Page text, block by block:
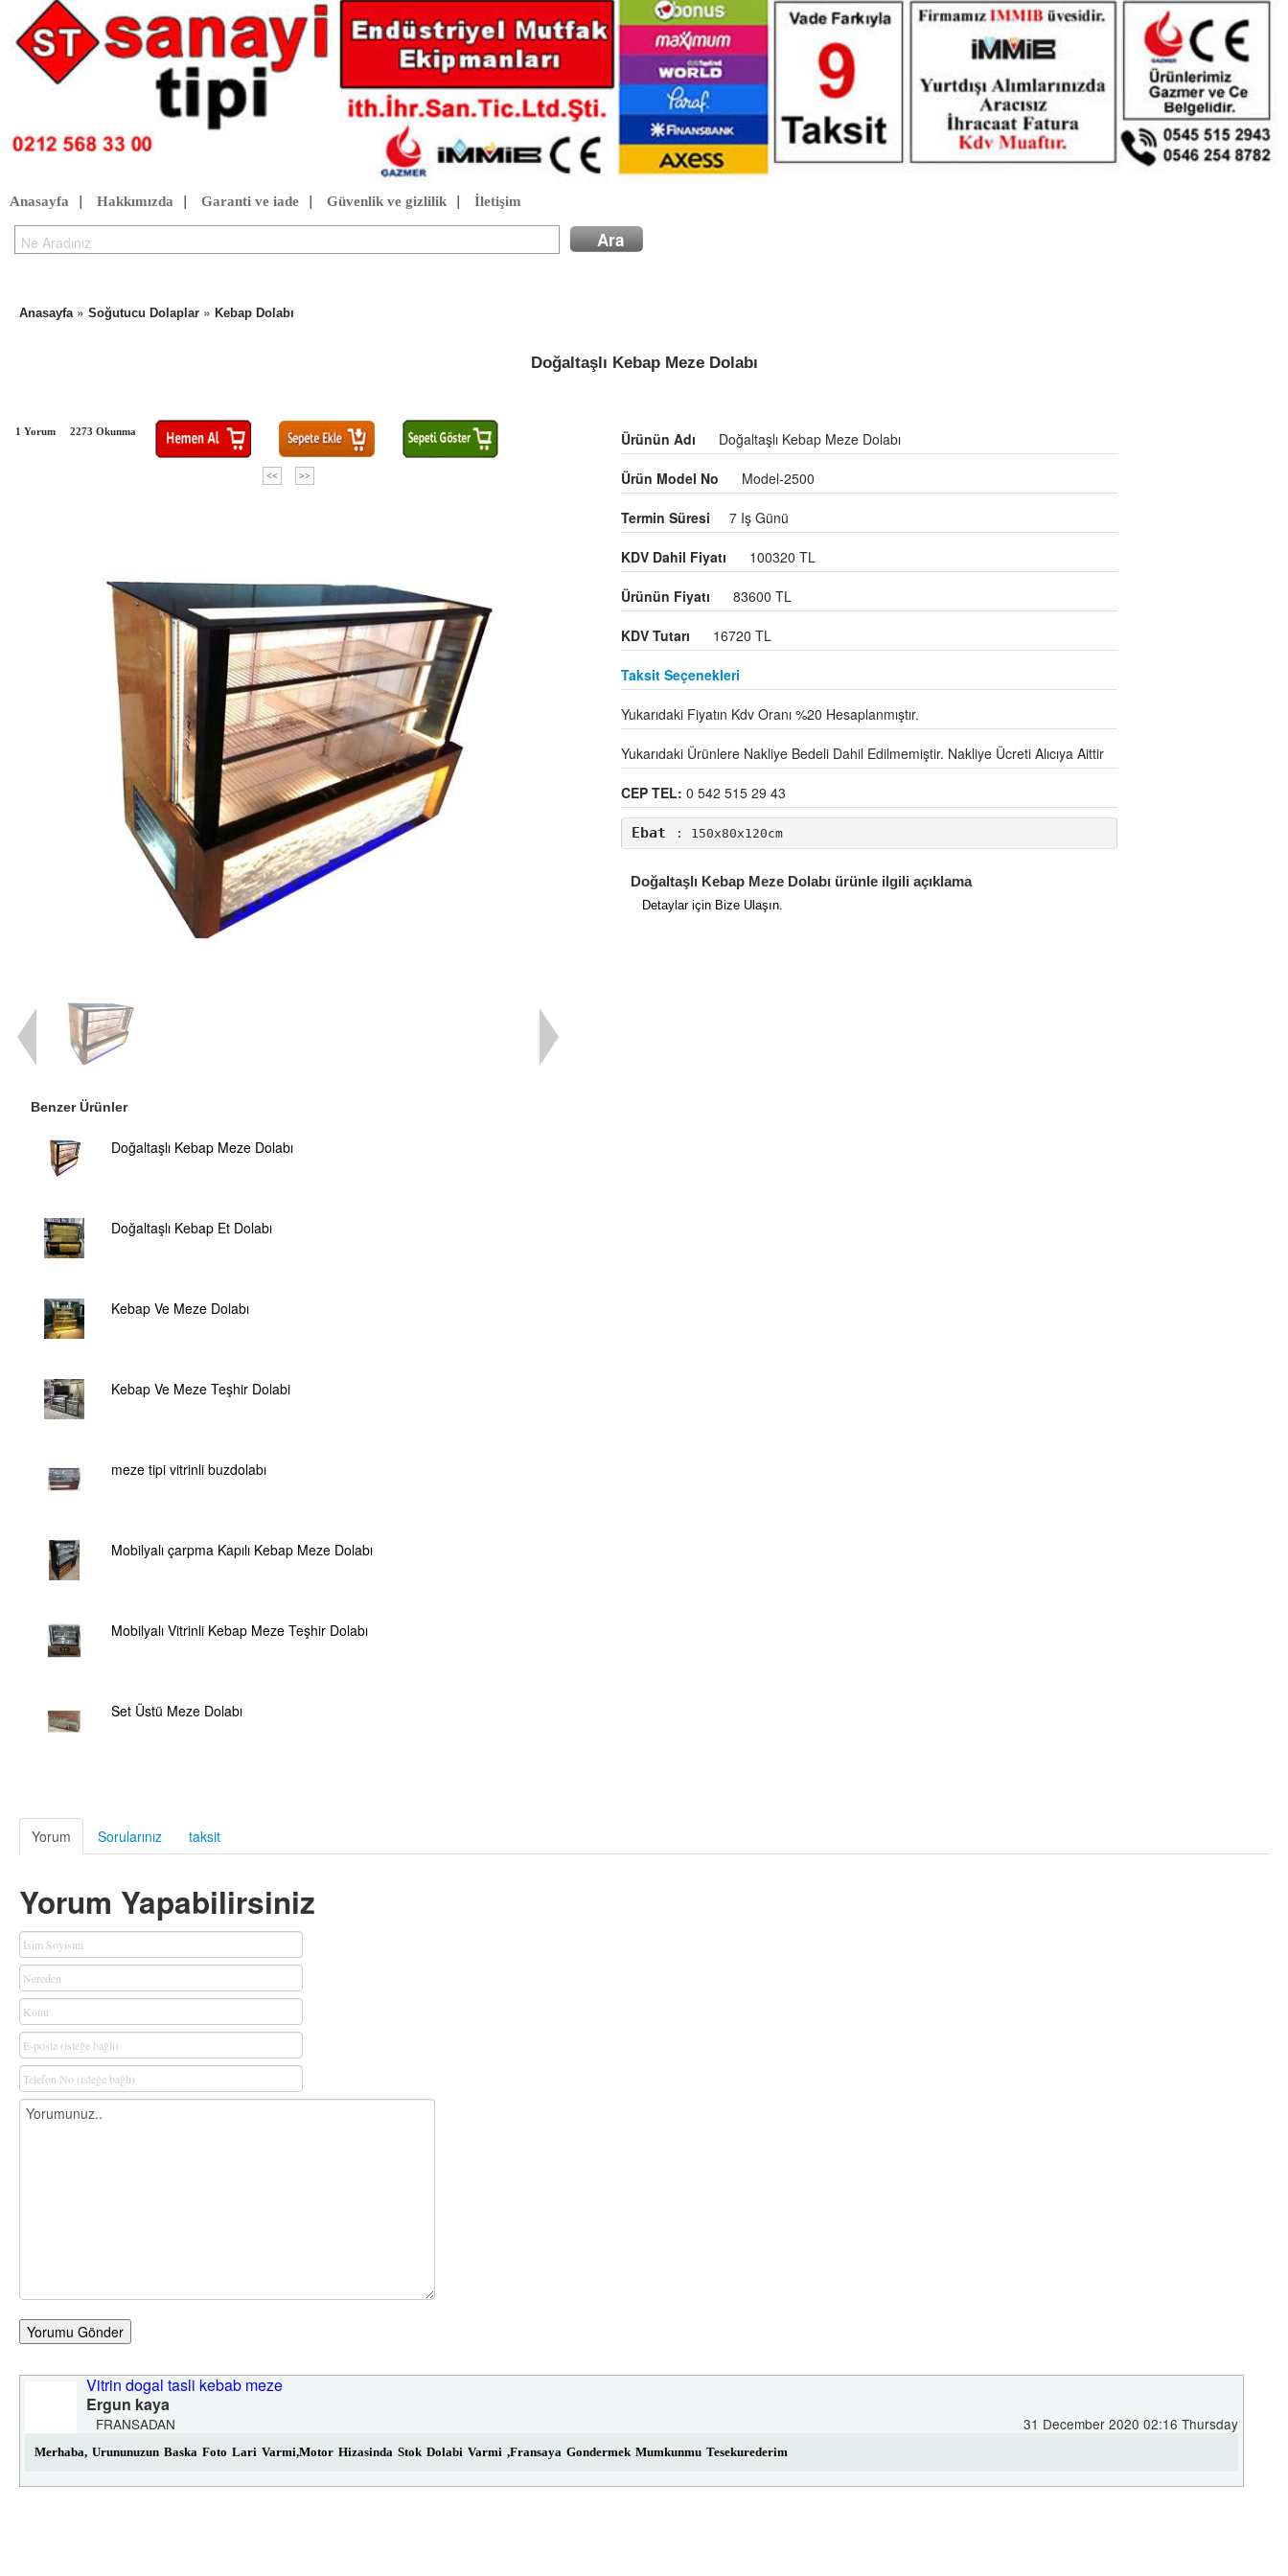
Anasayfa Hakkımızda Garanti ve iade Güvenlik ve gizlilik İletişim
Anasayfa» Soğutucu Dolaplar » Kebap Dolabı
Doğaltaşlı Kebap Meze Dolabı
1 Yorum 2273 Okunma
<< >>
Ürünün Adı Doğaltaşlı Kebap Meze Dolabı
Ürün Model No Model-2500
Termin Süresi 7 Iş Günü
KDV Dahil Fiyatı 100320 TL
Ürünün Fiyatı 83600 TL
KDV Tutarı 16720 TL
Taksit Seçenekleri
Yukarıdaki Fiyatın Kdv Oranı %20 Hesaplanmıştır.
Yukarıdaki Ürünlere Nakliye Bedeli Dahil Edilmemiştir. Nakliye Ücreti Alıcıya Aittir
CEP TEL: 0 542 515 29 43
Ebat : 150x80x120cm
Doğaltaşlı Kebap Meze Dolabı ürünle ilgili açıklama
Detaylar için Bize Ulaşın.
Benzer Ürünler
Doğaltaşlı Kebap Meze Dolabı
Doğaltaşlı Kebap Et Dolabı
Kebap Ve Meze Dolabı
Kebap Ve Meze Teşhir Dolabi
meze tipi vitrinli buzdolabı
Mobilyalı çarpma Kapılı Kebap Meze Dolabı
Mobilyalı Vitrinli Kebap Meze Teşhir Dolabı
Set Üstü Meze Dolabı
Yorum Sorularınız taksit
Yorum Yapabilirsiniz
Yorumu Gönder
Vitrin dogal tasli kebab meze
Ergun kaya
31 December 2020 02:16 Thursday
FRANSADAN
Merhaba, Urununuzun Baska Foto Lari Varmi,motor Hizasinda Stok Dolabi Varmi ,fransaya Gondermek Mumkunmu Tesekurederim